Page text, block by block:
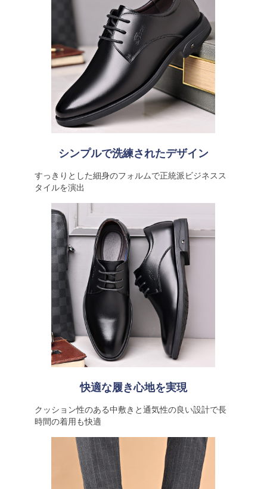
シンプルで洗練されたデザイン
すっきりとした細身のフォルムで正統派ビジネスス
タイルを演出
快適な履き心地を実現
クッション性のある中敷きと通気性の良い設計で長
時間の着用も快適